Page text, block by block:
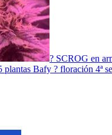
? SCROG en
plantas Bafy ? floración 4ª